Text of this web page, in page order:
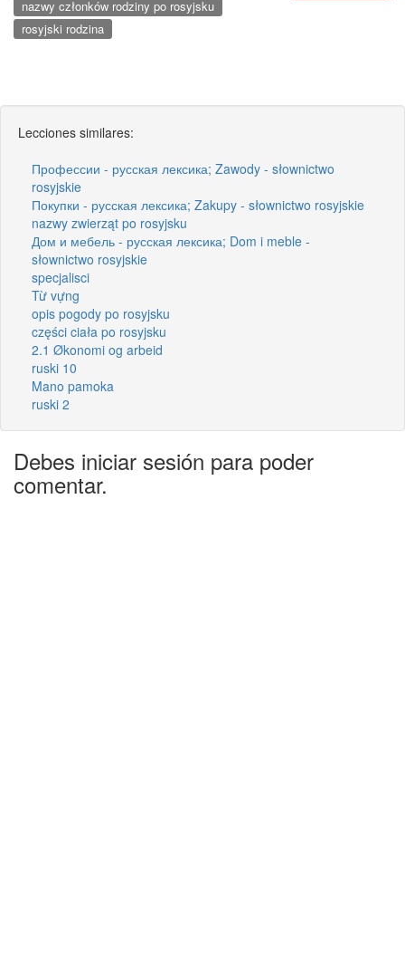
nazwy członków rodziny po rosyjsku
rosyjski rodzina
Lecciones similares:
Профессии - русская лексика; Zawody - słownictwo
rosyjskie
Покупки - русская лексика; Zakupy - słownictwo rosyjskie
nazwy zwierząt po rosyjsku
Дом и мебель - русская лексика; Dom i meble -
słownictwo rosyjskie
specjalisci
Từ vựng
opis pogody po rosyjsku
części ciała po rosyjsku
2.1 Økonomi og arbeid
ruski 10
Mano pamoka
ruski 2
Debes iniciar sesión para poder
comentar.